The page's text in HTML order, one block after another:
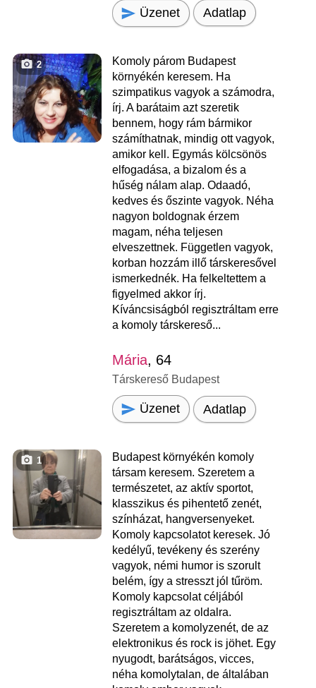
Üzenet Adatlap
2
Komoly párom Budapest
környékén keresem. Ha
szimpatikus vagyok a számodra,
írj. A barátaim azt szeretik
bennem, hogy rám bármikor
számíthatnak, mindig ott vagyok,
amikor kell. Egymás kölcsönös
elfogadása, a bizalom és a
hűség nálam alap. Odaadó,
kedves és őszinte vagyok. Néha
nagyon boldognak érzem
magam, néha teljesen
elveszettnek. Független vagyok,
korban hozzám illő társkeresővel
ismerkednék. Ha felkeltettem a
figyelmed akkor írj.
Kíváncsiságból regisztráltam erre
a komoly társkereső...
Mária, 64
Társkereső Budapest
Üzenet Adatlap
1
Budapest környékén komoly
társam keresem. Szeretem a
természetet, az aktív sportot,
klasszikus és pihentető zenét,
színházat, hangversenyeket.
Komoly kapcsolatot keresek. Jó
kedélyű, tevékeny és szerény
vagyok, némi humor is szorult
belém, így a stresszt jól tűröm.
Komoly kapcsolat céljából
regisztráltam az oldalra.
Szeretem a komolyzenét, de az
elektronikus és rock is jöhet. Egy
nyugodt, barátságos, vicces,
néha komolytalan, de általában